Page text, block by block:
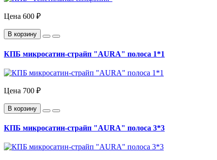
Цена 600 ₽
В корзину
КПБ микросатин-страйп "AURA" полоса 1*1
Цена 700 ₽
В корзину
КПБ микросатин-страйп "AURA" полоса 3*3